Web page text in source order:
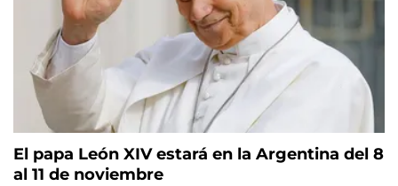
El papa León XIV estará en la Argentina del 8
al 11 de noviembre